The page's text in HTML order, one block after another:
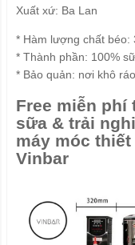
Xuất xứ: Ba Lan
* Hàm lượng chất béo:
* Thành phần: 100%
* Bảo quản: nơi khô
Free miễn phí
sữa & trải
máy móc
Vinbar